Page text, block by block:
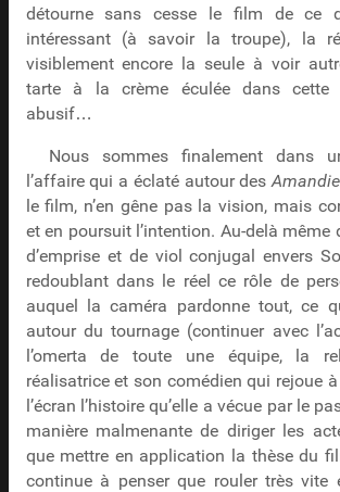
détourne sans cesse le film de ce
intéressant (à savoir la troupe), la
visiblement encore la seule à voir
tarte à la crème éculée dans cette
abusif…
Nous sommes finalement dans
l’affaire qui a éclaté autour des
le film, n’en gêne pas la vision, mais
et en poursuit l’intention. Au-delà même
d’emprise et de viol conjugal envers
redoublant dans le réel ce rôle de
auquel la caméra pardonne tout, ce
autour du tournage (continuer avec
l’omerta de toute une équipe, la
réalisatrice et son comédien qui rejoue
l’écran l’histoire qu’elle a vécue par le
manière malmenante de diriger les
que mettre en application la thèse du
continue à penser que rouler très vite